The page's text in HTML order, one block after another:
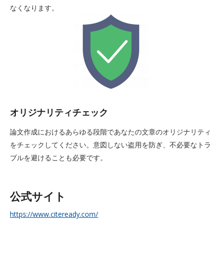
なくなります。
オリジナリティチェック
論文作成におけるあらゆる段階であなたの文章のオリジナリティ
をチェックしてください。意図しない盗用を防ぎ、不必要なトラ
ブルを避けることも必要です。
公式サイト
https://www.citeready.com/